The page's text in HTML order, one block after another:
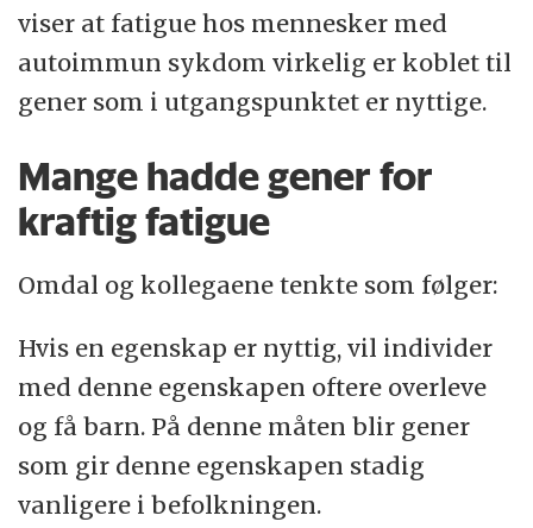
viser at fatigue hos mennesker med
autoimmun sykdom virkelig er koblet til
gener som i utgangspunktet er nyttige.
Mange hadde gener for
kraftig fatigue
Omdal og kollegaene tenkte som følger:
Hvis en egenskap er nyttig, vil individer
med denne egenskapen oftere overleve
og få barn. På denne måten blir gener
som gir denne egenskapen stadig
vanligere i befolkningen.